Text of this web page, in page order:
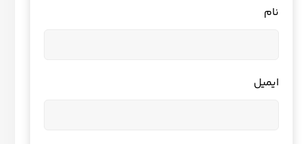
نام
ایمیل